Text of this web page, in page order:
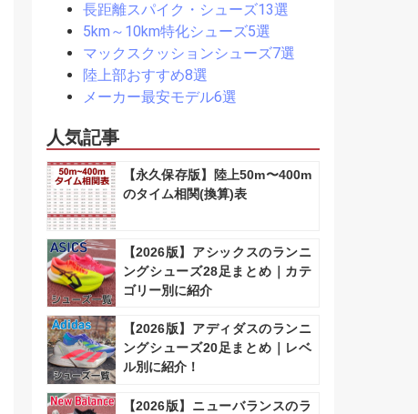
長距離スパイク・シューズ13選
5km～10km特化シューズ5選
マックスクッションシューズ7選
陸上部おすすめ8選
メーカー最安モデル6選
人気記事
【永久保存版】陸上50m〜400m
のタイム相関(換算)表
【2026版】アシックスのランニ
ングシューズ28足まとめ｜カテ
ゴリー別に紹介
【2026版】アディダスのランニ
ングシューズ20足まとめ｜レベ
ル別に紹介！
【2026版】ニューバランスのラ